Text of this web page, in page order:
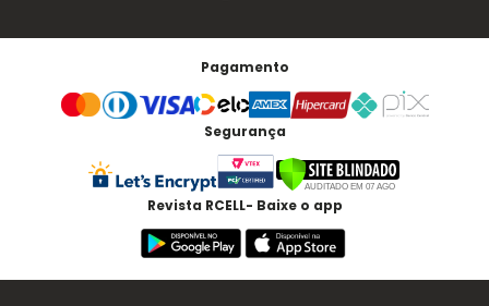
Pagamento
Segurança
Revista RCELL- Baixe o app